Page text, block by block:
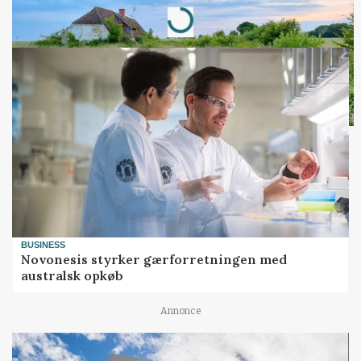
Loading...
BUSINESS
Novonesis styrker gærforretningen med
australsk opkøb
Annonce